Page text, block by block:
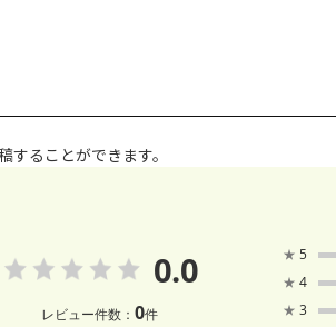
ることができます。
0.0
レビュー件数： 0件
★ 5
★ 4
★ 3